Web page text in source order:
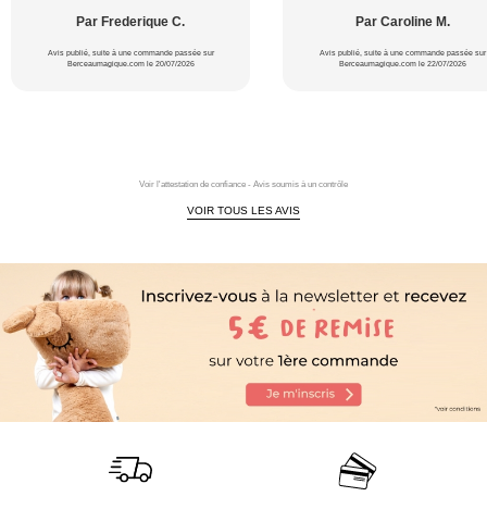
Par Frederique C.
Avis publié, suite à une commande passée sur
Berceaumagique.com le 20/07/2026
Par Caroline M.
Avis publié, suite à une commande passée sur
Berceaumagique.com le 22/07/2026
Voir l'attestation de confiance - Avis soumis à un contrôle
VOIR TOUS LES AVIS